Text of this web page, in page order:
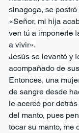
sinagoga, se
«Señor, mi hija
ven tú a imponerle
a vivir».
Jesús se levantó y
acompañado de
Entonces, una
de sangre desde
le acercó por
del manto, pues
tocar su manto, me